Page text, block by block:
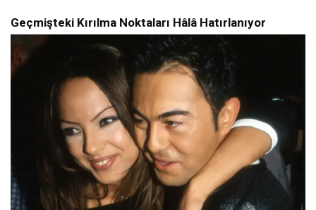
Geçmişteki Kırılma Noktaları Hâlâ Hatırlanıyor